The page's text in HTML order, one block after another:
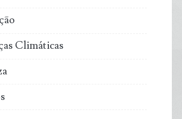
Climáticas